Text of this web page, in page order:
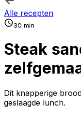
Alle recepten
30 min
Steak
Dit knapperige
geslaagde lunch.